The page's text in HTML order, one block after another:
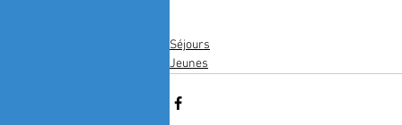
Séjours
Jeunes